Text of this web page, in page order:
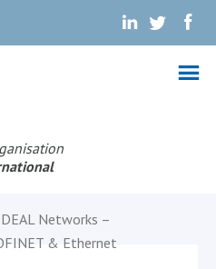
. . .
l
Networks –
& Ethernet